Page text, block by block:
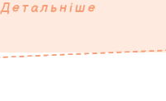
Детальніше